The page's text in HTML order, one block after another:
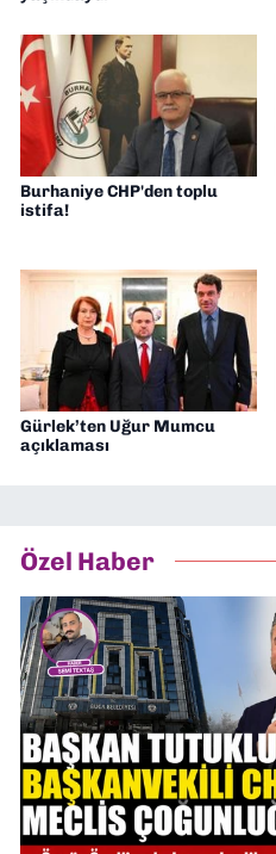
Burhaniye CHP'den toplu
istifa!
Gürlek’ten Uğur Mumcu
açıklaması
Özel Haber